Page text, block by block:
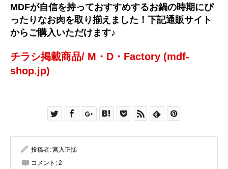
MDFが自信を持っておすすめするお鍋の時期にぴ
ったりなお肉を取り揃えました！下記通販サイト
からご購入いただけます♪
チラシ掲載商品/ M・D・Factory (mdf-
shop.jp)
投稿者: 宮入正悌
コメント: 2